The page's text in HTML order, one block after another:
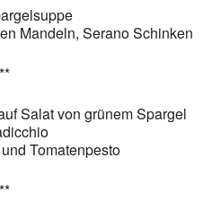
Mandeln, Serano Schinken
Salat von grünem Spargel
Tomatenpesto